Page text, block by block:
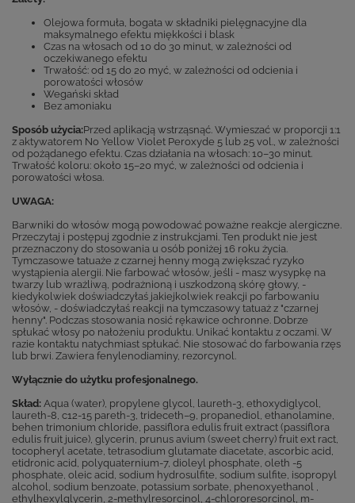
Olejowa formuła, bogata w składniki pielęgnacyjne dla
maksymalnego efektu miękkości i blask
Czas na włosach od 10 do 30 minut, w zależności od
oczekiwanego efektu
Trwałość: od 15 do 20 myć, w zależności od odcienia i
porowatości włosów
Wegański skład
Bez amoniaku
Sposób użycia:Przed aplikacją wstrząsnąć. Wymieszać w proporcji 1:1
z aktywatorem No Yellow Violet Peroxyde 5 lub 25 vol., w zależności
od pożądanego efektu. Czas działania na włosach: 10–30 minut.
Trwałość koloru: około 15–20 myć, w zależności od odcienia i
porowatości włosa.
UWAGA:
Barwniki do włosów mogą powodować poważne reakcje alergiczne.
Przeczytaj i postępuj zgodnie z instrukcjami. Ten produkt nie jest
przeznaczony do stosowania u osób poniżej 16 roku życia.
Tymczasowe tatuaże z czarnej henny mogą zwiększać ryzyko
wystąpienia alergii. Nie farbować włosów, jeśli - masz wysypkę na
twarzy lub wrażliwą, podrażnioną i uszkodzoną skórę głowy, -
kiedykolwiek doświadczyłaś jakiejkolwiek reakcji po farbowaniu
włosów, - doświadczyłaś reakcji na tymczasowy tatuaż z "czarnej
henny". Podczas stosowania nosić rękawice ochronne. Dobrze
spłukać włosy po nałożeniu produktu. Unikać kontaktu z oczami. W
razie kontaktu natychmiast spłukać. Nie stosować do farbowania rzęs
lub brwi. Zawiera fenylenodiaminy, rezorcynol.
Wyłącznie do użytku profesjonalnego.
Skład: Aqua (water), propylene glycol, laureth-3, ethoxydiglycol,
laureth-8, c12-15 pareth-3, trideceth–9, propanediol, ethanolamine,
behen trimonium chloride, passiflora edulis fruit extract (passiflora
edulis fruit juice), glycerin, prunus avium (sweet cherry) fruit ext ract,
tocopheryl acetate, tetrasodium glutamate diacetate, ascorbic acid,
etidronic acid, polyquaternium-7, dioleyl phosphate, oleth -5
phosphate, oleic acid, sodium hydrosulfite, sodium sulfite, isopropyl
alcohol, sodium benzoate, potassium sorbate, phenoxyethanol ,
ethylhexylglycerin, 2-methylresorcinol, 4-chlororesorcinol, m-